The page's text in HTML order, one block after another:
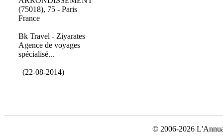
(75018), 75 - Paris
France
Bk Travel - Ziyarates
Agence de voyages
spécialisé...
(22-08-2014)
© 2006-2026